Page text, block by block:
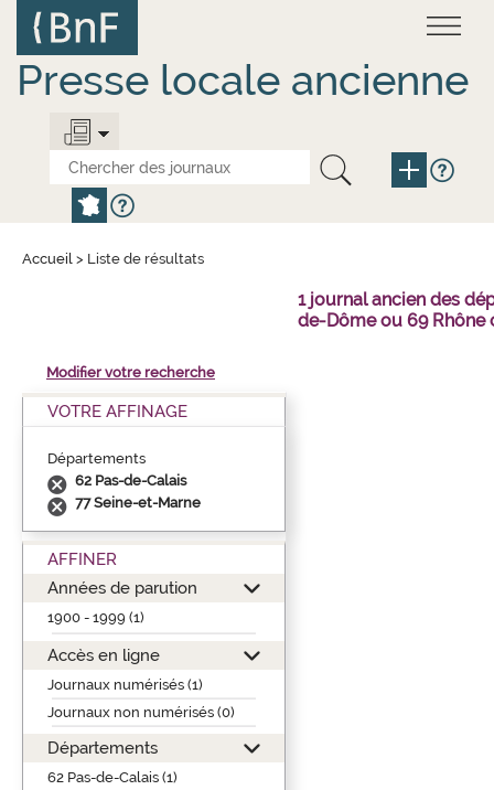
contenu
principal
Presse locale ancienne
Accueil > Liste de résultats
1 journal ancien des
de-Dôme ou 69 Rhône
Modifier votre recherche
VOTRE AFFINAGE
Départements
62 Pas-de-Calais
77 Seine-et-Marne
AFFINER
Années de parution
1900 - 1999 (1)
Accès en ligne
Journaux numérisés (1)
Journaux non numérisés (0)
Départements
62 Pas-de-Calais (1)
Panneau de gestion des cookies